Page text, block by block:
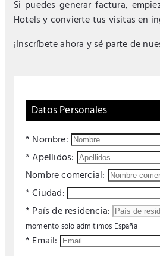
Si puedes generar factura,
Hotels y convierte tus visitas en
¡Inscríbete ahora y sé parte de
Datos Personales
* Nombre:
* Apellidos:
Nombre comercial:
* Ciudad:
* País de residencia:
momento solo admitimos España
* Email: